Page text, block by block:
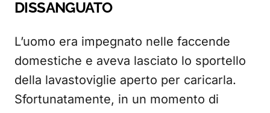
DISSANGUATO
L’uomo era impegnato nelle faccende
domestiche e aveva lasciato lo sportello
della lavastoviglie aperto per caricarla.
Sfortunatamente, in un momento di